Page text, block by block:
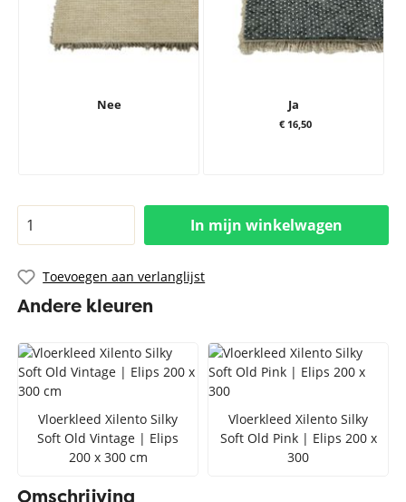
Nee Ja
€ 16,50
In mijn winkelwagen
Toevoegen aan verlanglijst
Andere kleuren
Vloerkleed Xilento Silky
Soft Old Vintage | Elips
200 x 300 cm
Vloerkleed Xilento Silky
Soft Old Pink | Elips 200 x
300
Omschrijving